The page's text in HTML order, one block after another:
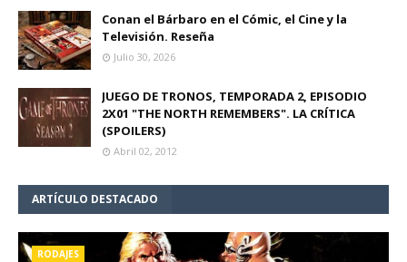
Conan el Bárbaro en el Cómic, el Cine y la
Televisión. Reseña
Julio 30, 2026
JUEGO DE TRONOS, TEMPORADA 2, EPISODIO
2X01 "THE NORTH REMEMBERS". LA CRÍTICA
(SPOILERS)
Abril 02, 2012
ARTÍCULO DESTACADO
RODAJES